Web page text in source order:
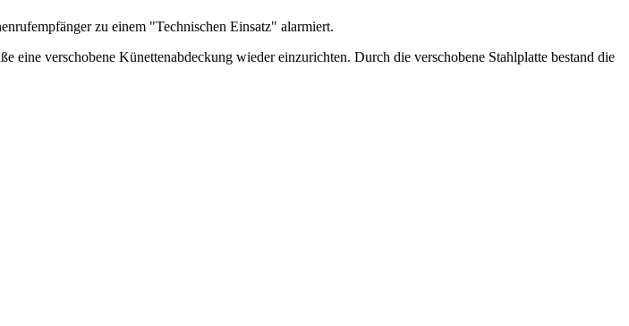
zu einem "Technischen Einsatz" alarmiert.
verschobene Künettenabdeckung wieder einzurichten. Durch die verschobene Stahlplatte bestand die